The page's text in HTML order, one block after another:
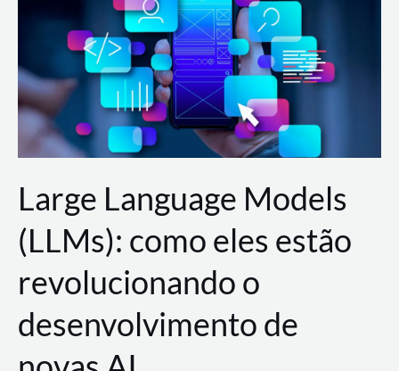
a
AWS?
Large Language Models
(LLMs): como eles estão
revolucionando o
desenvolvimento de